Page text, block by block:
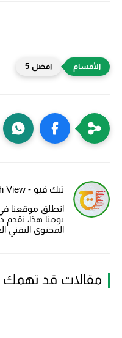
افضل 5
تيك فيو - Tech View
يومنا هذا،
المحتوى التقني
مقالات قد تهمك